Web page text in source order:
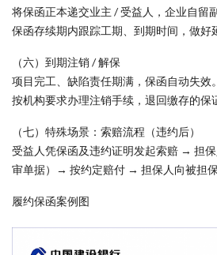
将保函正本递交业主 / 受益人，企业自留
保函存续期内跟踪工期、到期时间，做好
（六）到期注销 / 解保
项目完工、缺陷责任期满，保函自动失效。
按机构要求办理注销手续，退回缴存的保
（七）特殊场景：索赔流程（违约后）
受益人凭保函及违约证明发起索赔 → 担
审单据）→ 按约定赔付 → 担保人向被担保
履约保函案例图